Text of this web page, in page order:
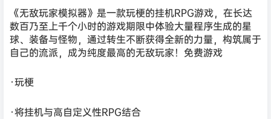
《无敌玩家模拟器》是一款玩梗的挂机RPG游戏，在长达
数百乃至上千个小时的游戏期限中体验大量程序生成的星
球、装备与怪物，通过转生不断获得全新的力量，构筑属于
自己的流派，成为纯度最高的无敌玩家！免费游戏
·玩梗
·将挂机与高自定义性RPG结合